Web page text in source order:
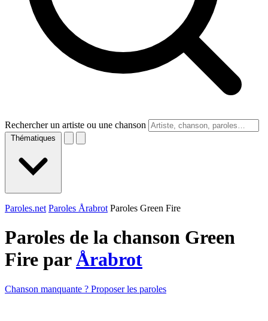
Rechercher un artiste ou une chanson
Thématiques
Paroles.net Paroles Årabrot Paroles Green Fire
Paroles de la chanson Green
Fire parÅrabrot
Chanson manquante ? Proposer les paroles